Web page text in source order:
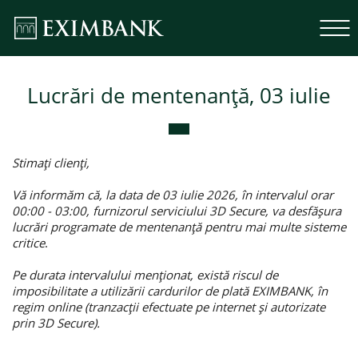
Lucrări de mentenanță, 03 iulie
Stimați clienți,
Vă informăm că, la data de 03 iulie 2026, în intervalul orar
00:00 - 03:00, furnizorul serviciului 3D Secure, va desfășura
lucrări programate de mentenanță pentru mai multe sisteme
critice.
Pe durata intervalului menționat, există riscul de
imposibilitate a utilizării cardurilor de plată EXIMBANK, în
regim online (tranzacții efectuate pe internet și autorizate
prin 3D Secure).